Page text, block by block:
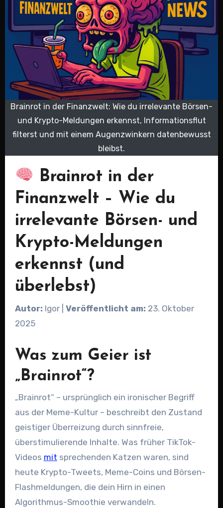
Brainrot in der Finanzwelt: Wie du irrelevante Börsen-
und Krypto-Meldungen erkennst, Informationsflut
filterst und mit einem Augenzwinkern datenbewusst
bleibst.
Brainrot in der
Finanzwelt – Wie du
irrelevante Börsen- und
Krypto-Meldungen
erkennst (und
überlebst)
Autor: Igor | Veröffentlicht am: 23. Oktober
2025
Was zum Geier ist
„Brainrot“?
„Brainrot“ – ursprünglich ein ironischer Begriff
aus der Meme-Kultur – beschreibt den Zustand
geistiger Überreizung durch sinnfreie,
überstimulierende Inhalte. Was früher TikTok-
Videos mit sprechenden Katzen waren, sind
heute Krypto-Tweets, Meme-Coins und Börsen-
Flashmeldungen, die dein Hirn in einen
Algorithmus-Smoothie verwandeln.